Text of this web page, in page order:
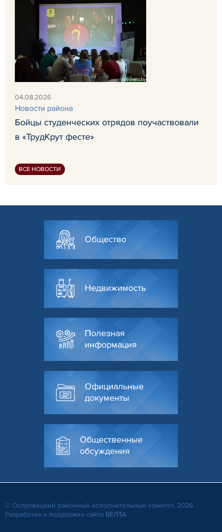
04.08.2026
Новости района
Бойцы студенческих отрядов поучаствовали
в «ТрудКрут фесте»
ВСЕ НОВОСТИ
Общество
Недвижимость
Полезная
информация
Официальные
документы
Общественные
обсуждения
© Островецкий районный исполнительный комитет, 2026
Разработка и поддержка сайта БЕЛТА